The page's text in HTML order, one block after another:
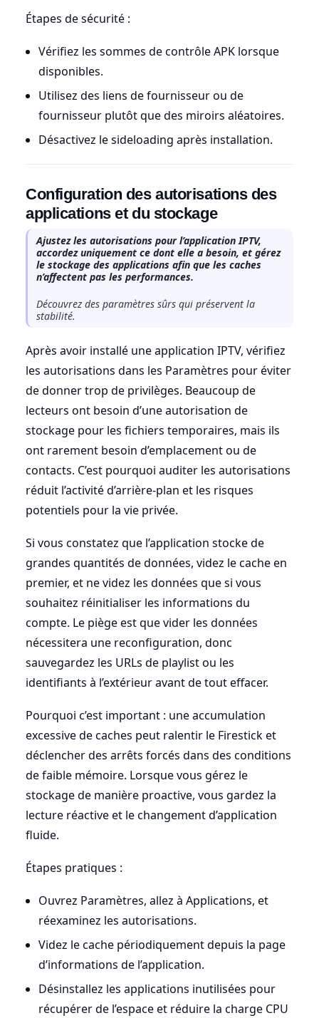
Étapes de sécurité :
Vérifiez les sommes de contrôle APK lorsque
disponibles.
Utilisez des liens de fournisseur ou de
fournisseur plutôt que des miroirs aléatoires.
Désactivez le sideloading après installation.
Configuration des autorisations des
applications et du stockage
Ajustez les autorisations pour l’application IPTV,
accordez uniquement ce dont elle a besoin, et gérez
le stockage des applications afin que les caches
n’affectent pas les performances.
Découvrez des paramètres sûrs qui préservent la
stabilité.
Après avoir installé une application IPTV, vérifiez
les autorisations dans les Paramètres pour éviter
de donner trop de privilèges. Beaucoup de
lecteurs ont besoin d’une autorisation de
stockage pour les fichiers temporaires, mais ils
ont rarement besoin d’emplacement ou de
contacts. C’est pourquoi auditer les autorisations
réduit l’activité d’arrière-plan et les risques
potentiels pour la vie privée.
Si vous constatez que l’application stocke de
grandes quantités de données, videz le cache en
premier, et ne videz les données que si vous
souhaitez réinitialiser les informations du
compte. Le piège est que vider les données
nécessitera une reconfiguration, donc
sauvegardez les URLs de playlist ou les
identifiants à l’extérieur avant de tout effacer.
Pourquoi c’est important : une accumulation
excessive de caches peut ralentir le Firestick et
déclencher des arrêts forcés dans des conditions
de faible mémoire. Lorsque vous gérez le
stockage de manière proactive, vous gardez la
lecture réactive et le changement d’application
fluide.
Étapes pratiques :
Ouvrez Paramètres, allez à Applications, et
réexaminez les autorisations.
Videz le cache périodiquement depuis la page
d’informations de l’application.
Désinstallez les applications inutilisées pour
récupérer de l’espace et réduire la charge CPU